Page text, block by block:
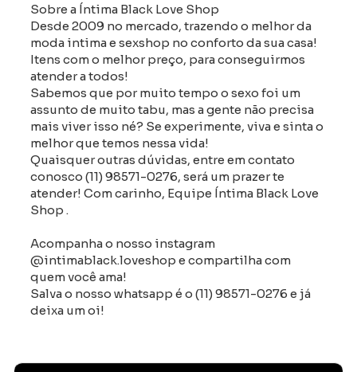
Sobre a Íntima Black Love Shop
Desde 2009 no mercado, trazendo o melhor da
moda intima e sexshop no conforto da sua casa!
Itens com o melhor preço, para conseguirmos
atender a todos!
Sabemos que por muito tempo o sexo foi um
assunto de muito tabu, mas a gente não precisa
mais viver isso né? Se experimente, viva e sinta o
melhor que temos nessa vida!
Quaisquer outras dúvidas, entre em contato
conosco (11) 98571-0276, será um prazer te
atender! Com carinho, Equipe Íntima Black Love
Shop .
Acompanha o nosso instagram
@intimablack.loveshop e compartilha com
quem você ama!
Salva o nosso whatsapp é o (11) 98571-0276 e já
deixa um oi!